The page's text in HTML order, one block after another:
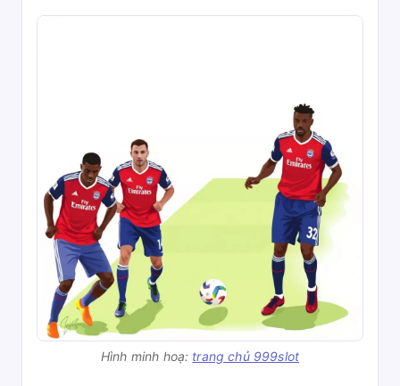
Hình minh hoạ: trang chủ 999slot